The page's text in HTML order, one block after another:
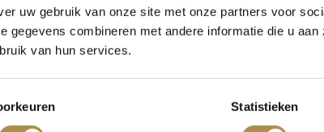
uw gebruik van onze site met onze partners voor
gegevens combineren met andere informatie die u aan
van hun services.
Statistieken